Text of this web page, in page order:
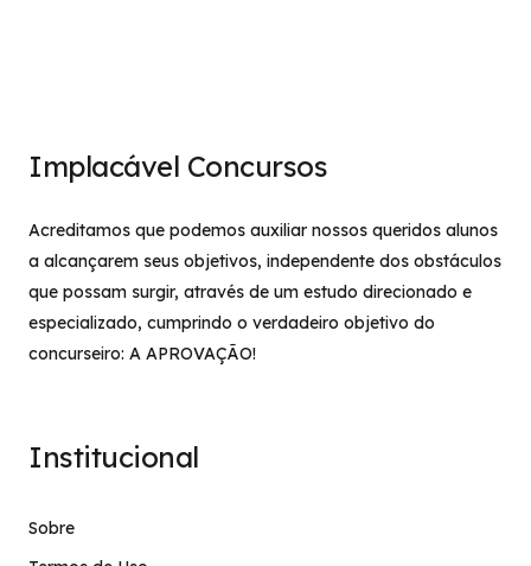
Implacável Concursos
Acreditamos que podemos auxiliar nossos queridos alunos
a alcançarem seus objetivos, independente dos obstáculos
que possam surgir, através de um estudo direcionado e
especializado, cumprindo o verdadeiro objetivo do
concurseiro: A APROVAÇÃO!
Institucional
Sobre